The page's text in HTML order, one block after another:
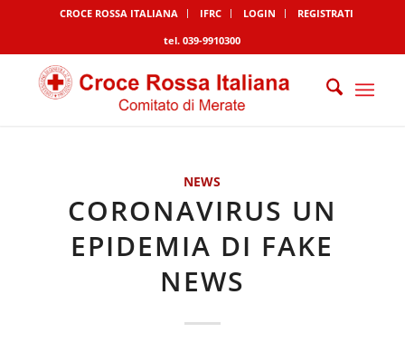
CROCE ROSSA ITALIANA IFRC LOGIN
REGISTRATI
tel. 039-9910300
NEWS
CORONAVIRUS UN
EPIDEMIA DI FAKE
NEWS